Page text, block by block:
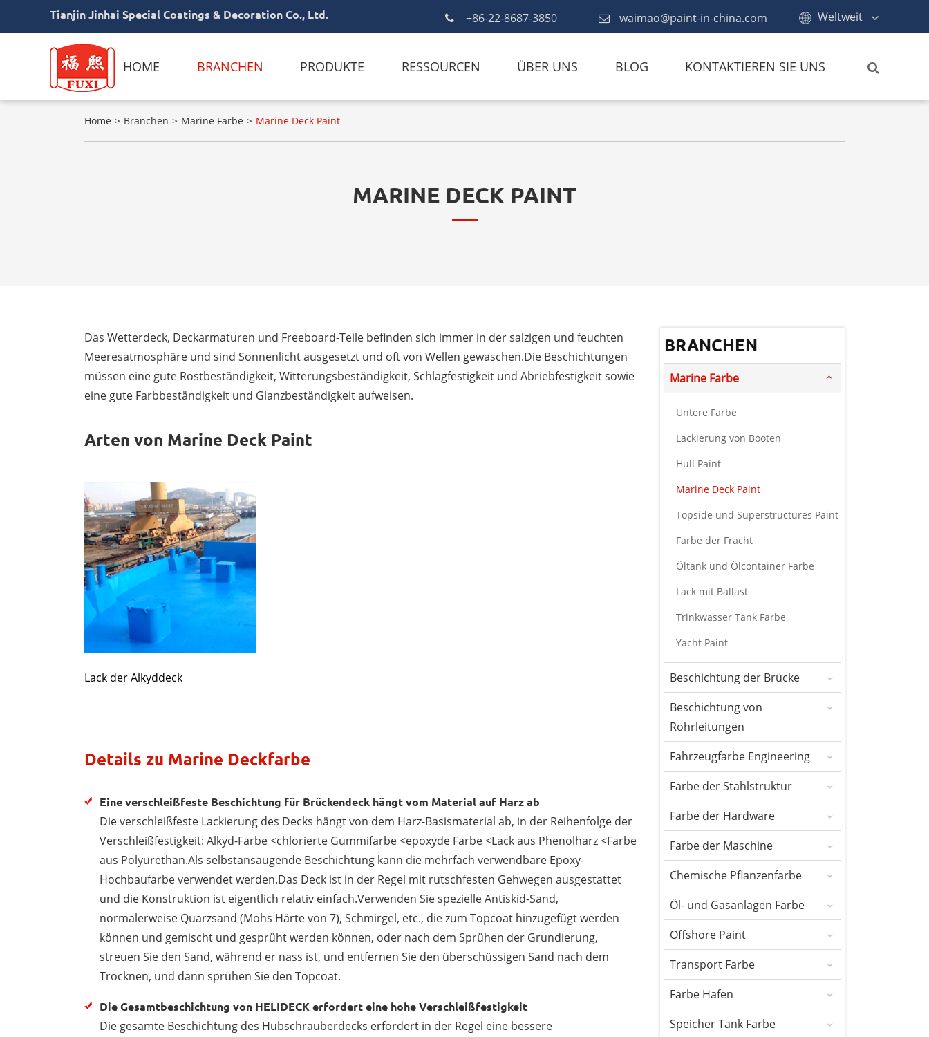
Tianjin Jinhai Special Coatings & Decoration Co., Ltd. +86-22-8687-3850 waimao@paint-in-china.com Weltweit
HOME BRANCHEN PRODUKTE RESSOURCEN ÜBER UNS BLOG KONTAKTIEREN SIE UNS
Home Branchen Marine Farbe Marine Deck Paint
MARINE DECK PAINT
Das Wetterdeck, Deckarmaturen und Freeboard-Teile befinden sich immer in der salzigen und feuchten
Meeresatmosphäre und sind Sonnenlicht ausgesetzt und oft von Wellen gewaschen.Die Beschichtungen
müssen eine gute Rostbeständigkeit, Witterungsbeständigkeit, Schlagfestigkeit und Abriebfestigkeit sowie
eine gute Farbbeständigkeit und Glanzbeständigkeit aufweisen.
Arten von Marine Deck Paint
Lack der Alkyddeck
Details zu Marine Deckfarbe
Eine verschleißfeste Beschichtung für Brückendeck hängt vom Material auf Harz ab
Die verschleißfeste Lackierung des Decks hängt von dem Harz-Basismaterial ab, in der Reihenfolge der
Verschleißfestigkeit: Alkyd-Farbe <chlorierte Gummifarbe <epoxyde Farbe <Lack aus Phenolharz <Farbe
aus Polyurethan.Als selbstansaugende Beschichtung kann die mehrfach verwendbare Epoxy-
Hochbaufarbe verwendet werden.Das Deck ist in der Regel mit rutschfesten Gehwegen ausgestattet
und die Konstruktion ist eigentlich relativ einfach.Verwenden Sie spezielle Antiskid-Sand,
normalerweise Quarzsand (Mohs Härte von 7), Schmirgel, etc., die zum Topcoat hinzugefügt werden
können und gemischt und gesprüht werden können, oder nach dem Sprühen der Grundierung,
streuen Sie den Sand, während er nass ist, und entfernen Sie den überschüssigen Sand nach dem
Trocknen, und dann sprühen Sie den Topcoat.
Die Gesamtbeschichtung von HELIDECK erfordert eine hohe Verschleißfestigkeit
Die gesamte Beschichtung des Hubschrauberdecks erfordert in der Regel eine bessere
BRANCHEN
Marine Farbe
Untere Farbe
Lackierung von Booten
Hull Paint
Marine Deck Paint
Topside und Superstructures Paint
Farbe der Fracht
Öltank und Ölcontainer Farbe
Lack mit Ballast
Trinkwasser Tank Farbe
Yacht Paint
Beschichtung der Brücke
Beschichtung von
Rohrleitungen
Fahrzeugfarbe Engineering
Farbe der Stahlstruktur
Farbe der Hardware
Farbe der Maschine
Chemische Pflanzenfarbe
Öl- und Gasanlagen Farbe
Offshore Paint
Transport Farbe
Farbe Hafen
Speicher Tank Farbe